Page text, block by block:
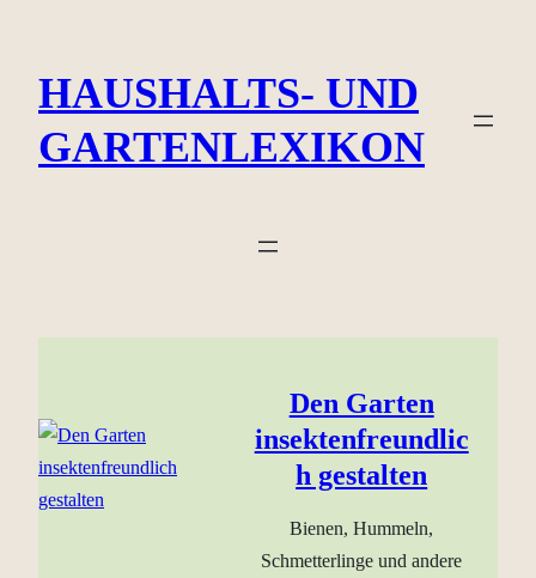
springenHAUSHALTS- UND
GARTENLEXIKON
Den Garten
insektenfreundlic
h gestalten
Bienen, Hummeln,
Schmetterlinge und andere